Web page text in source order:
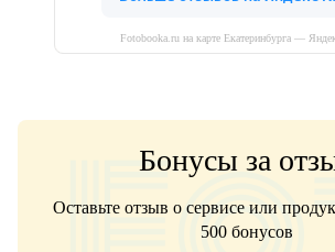
Fotobooka.ru на карте Екатеринбурга —
Бонусы за
Оставьте отзыв о сервисе или
500 бонусов